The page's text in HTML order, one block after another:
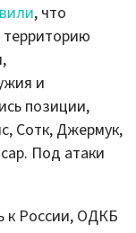
, что
и
позиции,
Сотк, Джермук,
Под атаки
к России, ОДКБ